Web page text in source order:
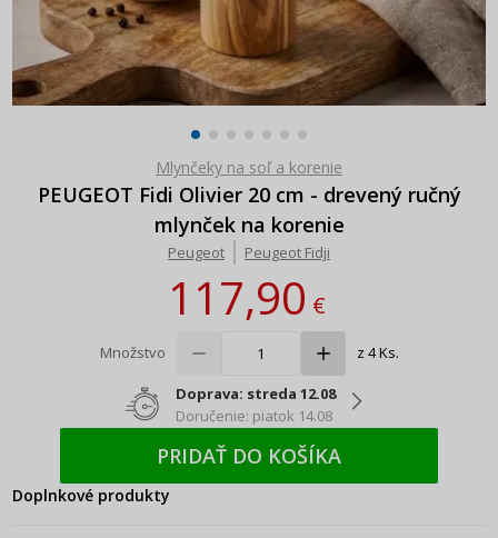
Mlynčeky na soľ a korenie
PEUGEOT Fidi Olivier 20 cm - drevený ručný
mlynček na korenie
Peugeot Peugeot Fidji
117,90€
Množstvo z 4 Ks.
Doprava: streda 12.08
Doručenie: piatok 14.08
PRIDAŤ DO KOŠÍKA
Doplnkové produkty